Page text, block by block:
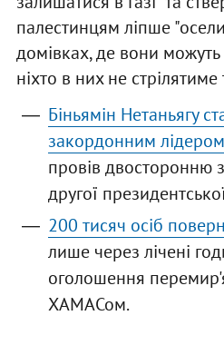
палестинцям ліпше
домівках, де вони
ніхто в них не
Біньямін Нетаньягу
закордонним лідером
провів двосторонню
другої
200 тисяч осіб
лише через лічені
оголошення
ХАМАСом.